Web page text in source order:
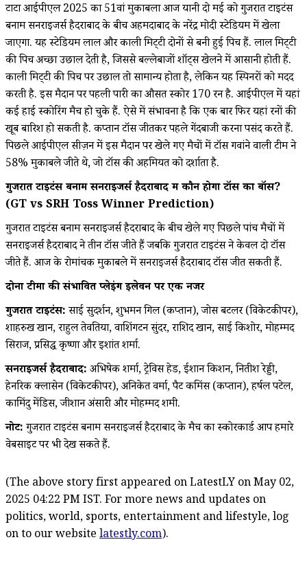
टाटा आईपीएल 2025 का 51वां मुकाबला आज यानी दो मई को गुजरात टाइटंस
बनाम सनराइजर्स हैदराबाद के बीच अहमदाबाद के नरेंद्र मोदी स्टेडियम में खेला
जाएगा. यह स्टेडियम लाल और काली मिट्‌टी दोनों से बनी हुई पिच हैं. लाल मिट्‌टी
की पिच अच्छा उछाल देती है, जिससे बल्लेबाजों शॉट्स खेलने में आसानी होती हैं.
काली मिट्‌टी की पिच पर उछाल तो सामान्य होता है, लेकिन यह स्पिनरों को मदद
करती है. इस मैदान पर पहली पारी का औसत स्कोर 170 रन है. आईपीएल में यहां
कई हाई स्कोरिंग मैच हो चुके हैं. ऐसे में संभावना है कि एक बार फिर यहां रनों की
खूब बारिश हो सकती है. कप्तान टॉस जीतकर पहले गेंदबाजी करना पसंद करते हैं.
पिछले आईपीएल सीज़न में इस मैदान पर खेले गए मैचों में टॉस गवांने वाली टीम ने
58% मुकाबले जीते थे, जो टॉस की अहमियत को दर्शाता है.
गुजरात टाइटंस बनाम सनराइजर्स हैदराबाद में कौन होगा टॉस का बॉस?
(GT vs SRH Toss Winner Prediction)
गुजरात टाइटंस बनाम सनराइजर्स हैदराबाद के बीच खेले गए पिछले पांच मैचों में
सनराइजर्स हैदराबाद ने तीन टॉस जीते हैं जबकि गुजरात टाइटंस ने केवल दो टॉस
जीते हैं. आज के रोमांचक मुकाबले में सनराइजर्स हैदराबाद टॉस जीत सकती हैं.
दोनों टीमों की संभावित प्लेइंग इलेवन पर एक नजर
गुजरात टाइटंस:साई सुदर्शन, शुभमन गिल (कप्तान), जोस बटलर (विकेटकीपर),
शाहरुख खान, राहुल तेवतिया, वाशिंगटन सुंदर, राशिद खान, साई किशोर, मोहम्मद
सिराज, प्रसिद्ध कृष्णा और इशांत शर्मा.
सनराइजर्स हैदराबाद: अभिषेक शर्मा, ट्रेविस हेड, ईशान किशन, नितीश रेड्डी,
हेनरिक क्लासेन (विकेटकीपर), अनिकेत वर्मा, पैट कमिंस (कप्तान), हर्षल पटेल,
कामिंदु मेंडिस, जीशान अंसारी और मोहम्मद शमी.
नोट: गुजरात टाइटंस बनाम सनराइजर्स हैदराबाद के मैच का स्कोरकार्ड आप हमारे
वेबसाइट पर भी देख सकते हैं.
(The above story first appeared on LatestLY on May 02,
2025 04:22 PM IST. For more news and updates on
politics, world, sports, entertainment and lifestyle, log
on to our website latestly.com).